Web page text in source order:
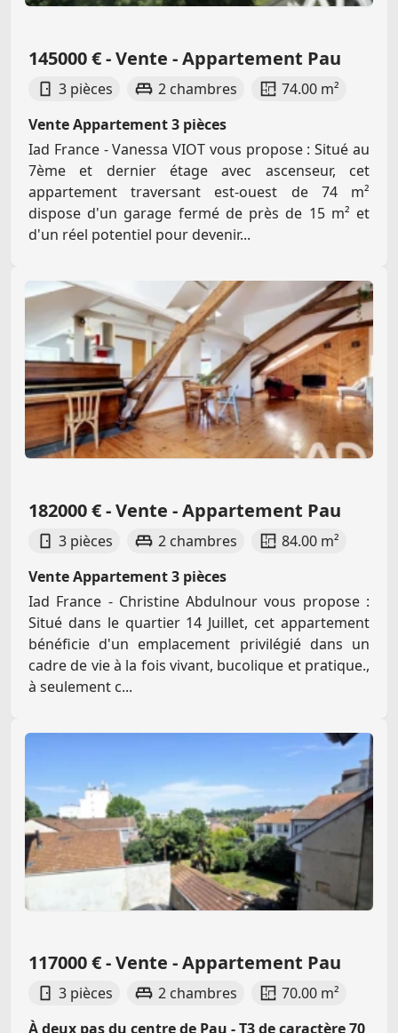
145000 € - Vente - Appartement Pau
3 pièces 2 chambres
74.00 m²
Vente Appartement 3 pièces
Iad France - Vanessa VIOT vous propose : Situé au
7ème et dernier étage avec ascenseur, cet
appartement traversant est-ouest de 74 m²
dispose d'un garage fermé de près de 15 m² et
d'un réel potentiel pour devenir...
182000 € - Vente - Appartement Pau
3 pièces 2 chambres
84.00 m²
Vente Appartement 3 pièces
Iad France - Christine Abdulnour vous propose :
Situé dans le quartier 14 Juillet, cet appartement
bénéficie d'un emplacement privilégié dans un
cadre de vie à la fois vivant, bucolique et pratique.,
à seulement c...
117000 € - Vente - Appartement Pau
3 pièces 2 chambres
70.00 m²
À deux pas du centre de Pau - T3 de caractère 70